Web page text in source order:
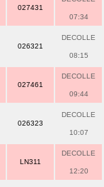
027431
07:34
026321
DECOLLE
08:15
027461
DECOLLE
09:44
026323
DECOLLE
10:07
LN311
DECOLLE
12:20